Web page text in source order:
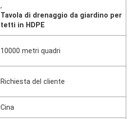
,
Tavola di drenaggio da giardino per
tetti in HDPE
10000 metri quadri
Richiesta del cliente
Cina